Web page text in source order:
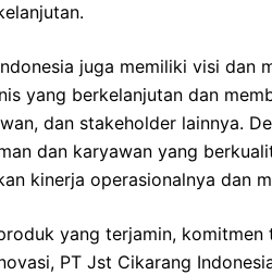
juga memiliki visi dan
yang berkelanjutan dan
dan stakeholder lainnya.
dan karyawan yang
kinerja operasionalnya dan
yang terjamin,
PT Jst Cikarang